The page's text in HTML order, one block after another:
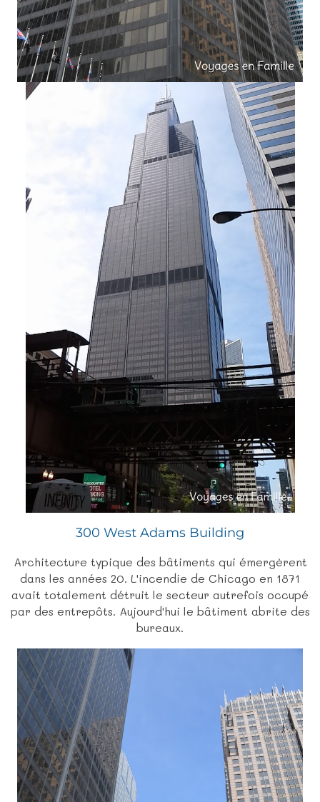
300 West Adams Building
Architecture typique des bâtiments qui émergèrent
dans les années 20. L'incendie de Chicago en 1871
avait totalement détruit le secteur autrefois occupé
par des entrepôts. Aujourd'hui le bâtiment abrite des
bureaux.